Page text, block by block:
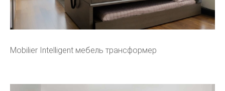
Mobilier Intelligent мебель трансформер